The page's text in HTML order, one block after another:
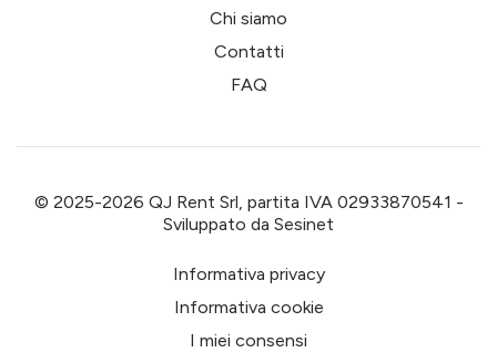
Chi siamo
Contatti
FAQ
© 2025-2026 QJ Rent Srl, partita IVA 02933870541 -
Sviluppato da Sesinet
Informativa privacy
Informativa cookie
I miei consensi